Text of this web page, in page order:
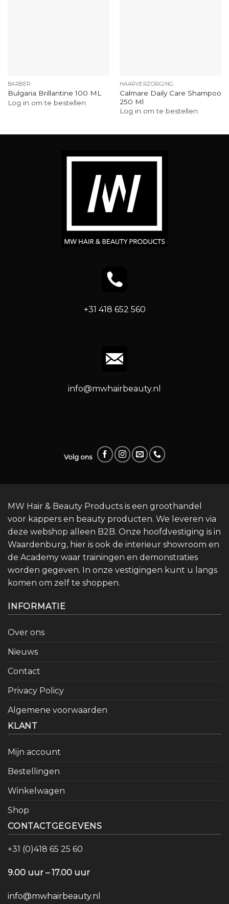
BARBER
Bulgaria Brillantine 100 ML
Log in om te bestellen
HAARVERZORGING
Calmare Daily Care Shampoo
250 Ml
Log in om te bestellen
+31 418 652 560
info@mwhairbeauty.nl
Volg ons
MW Hair & Beauty Products is een groothandel
voor kappers en beauty producten. We leveren via
deze webshop alleen B2B. Onze hoofdvestiging is in
Waardenburg, hier is ook de interieur showroom en
de Academy waar trainingen en demonstraties
worden gegeven. In onze vestigingen kunt u langs
komen om zelf te shoppen.
INFORMATIE
Over ons
Nieuws
Contact
Privacy Policy
Algemene voorwaarden
KLANT
Mijn account
Bestellingen
Winkelwagen
Shop
CONTACTGEGEVENS
+31 (0)418 65 25 60
9.00 uur – 17.00 uur
info@mwhairbeauty.nl